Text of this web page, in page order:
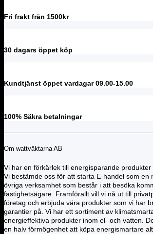
Fri frakt från 1500kr
30 dagars öppet köp
Kundtjänst öppet vardagar 09.00-15.00
100% Säkra betalningar
Om wattväktarna AB
Vi har en förkärlek till energisparande
Vi bestämde oss för att starta E-handel som en
övriga verksamhet som består i att besöka
fastighetsägare. Framförallt vill vi nå ut till
företag och erbjuda våra produkter som vi har
garantier på. Vi har ett sortiment av
energieffektiva produkter inom el- och vatten.
en halv förmögenhet att köpa energismartare